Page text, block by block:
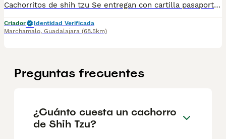
Cachorritos de shih tzu Se entregan con cartilla pasaporte Desparasitados al día y vacunados a su edad para más información al WhatsApp del 616121781
Criador
Identidad Verificada
Marchamalo, Guadalajara (68.5km)
Preguntas frecuentes
¿Cuánto cuesta un cachorro
de Shih Tzu?